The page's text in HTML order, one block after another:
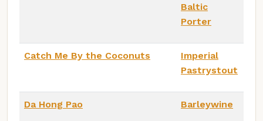
Baltic
Porter
Catch Me By the Coconuts
Imperial
Pastrystout
Da Hong Pao Barleywine